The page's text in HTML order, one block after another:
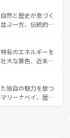
力を心ゆくまで味
韓国情報はコンテンツ一
の古い町並みやホ
、独特の雰囲気を
かさとおいしさで
ーヒーなどは、ぜ
もあたたかい人々
れられない旅にな
然と歴史が息づく
ぶ一方、伝統的な
マイなどの山岳地
トやクラビの美し
できる。タイ料理
にも異なる楽しみ
、仏教を中心とし
る旅人を魅了し続
有のエネルギーを
大な景色、近未来
スポットが密集し
魅力。息をのむよ
存分に楽しみ尽く
独自の魅力を放つ
リーナベイ、歴史